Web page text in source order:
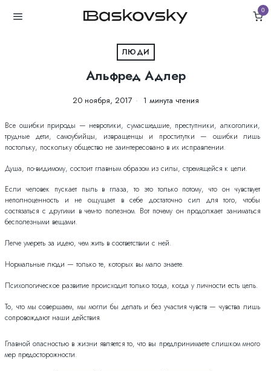
0
ЛЮДИ
Альфред Адлер
20 ноября, 2017 1 минута чтения
Все ошибки природы — невротики, сумасшедшие, преступники, алкоголики,
трудные дети, самоубийцы, извращенцы и проститутки — ошибки лишь
постольку, поскольку общество не заинтересовано в их исправлении.
Душа, по-видимому, состоит главным образом из силы, стремящейся к цели.
Если человек пускает пыль в глаза, то это только потому, что он чувствует
неполноценность и не ощущает в себе достаточно сил для того, чтобы
состязаться с другими в чем-то полезном. Вот почему он продолжает заниматься
бесполезными вещами.
Легче умереть за идею, чем жить в соответствии с ней.
Нормальные люди — только те, которых вы мало знаете.
Психологическое развитие происходит только тогда, когда у личности есть цель.
То, что мы совершаем, мы могли бы делать и без участия чувств — чувства лишь
сопровождают наши действия.
Главной опасностью в жизни является то, что вы предпринимаете слишком много
мер предосторожности.